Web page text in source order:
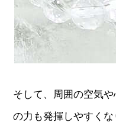
そして、周囲の空気
の力も発揮しやすくな